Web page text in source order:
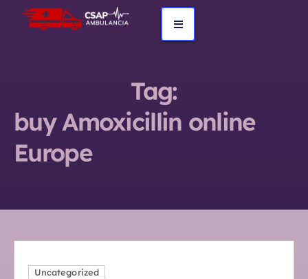
Tag:
buy Amoxicillin online
Europe
Uncategorized